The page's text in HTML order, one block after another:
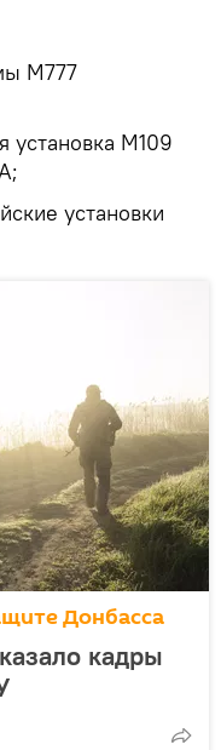
М777
установка М109
установки
Донбасса
кадры